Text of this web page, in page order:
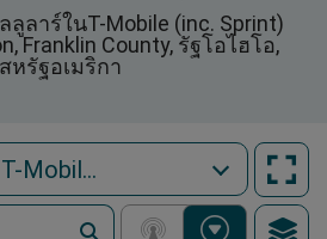
ลาร์ในT-Mobile (inc. Sprint)
Franklin County, รัฐโอไฮโอ,
สหรัฐอเมริกา
T-Mobile (inc. Sprint)